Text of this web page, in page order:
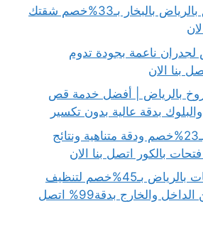
شركة تنظيف شقق بالرياض بالبخار بـ33%خصم شقتك
لجدران ناعمة بجودة تدوم
بالرياض | أفضل خدمة قص
بدقة عالية بدون تكسير
مقاول فتحات كور بـ23%خصم ودقة متناهية ونتائج
شركة تنظيف مكيفات بالرياض بـ45%خصم لتنظيف
شامل للمكيفات من الداخل والخارج بدقة99% اتصل